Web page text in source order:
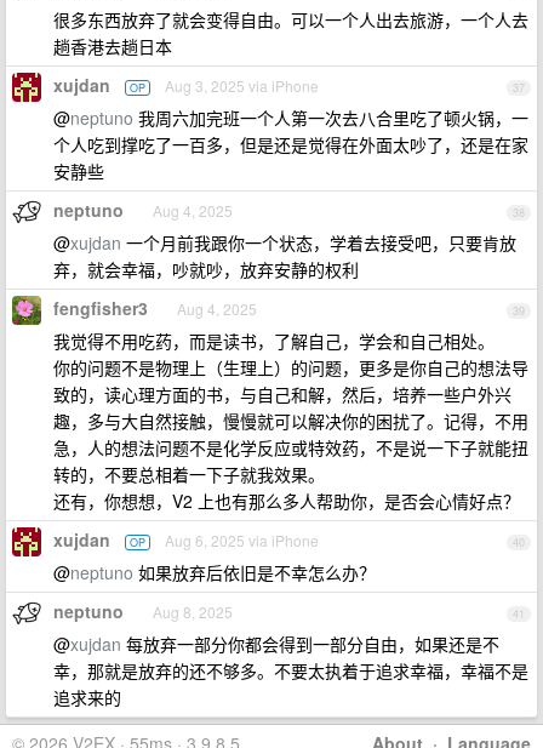
很多东西放弃了就会变得自由。可以一个人出去旅游，一个人去
趟香港去趟日本
37
xujdan OP Aug 3, 2025 via iPhone
@neptuno 我周六加完班一个人第一次去八合里吃了顿火锅，一
个人吃到撑吃了一百多，但是还是觉得在外面太吵了，还是在家
安静些
38
neptuno Aug 4, 2025
@xujdan 一个月前我跟你一个状态，学着去接受吧，只要肯放
弃，就会幸福，吵就吵，放弃安静的权利
39
fengfisher3 Aug 4, 2025
我觉得不用吃药，而是读书，了解自己，学会和自己相处。
你的问题不是物理上（生理上）的问题，更多是你自己的想法导
致的，读心理方面的书，与自己和解，然后，培养一些户外兴
趣，多与大自然接触，慢慢就可以解决你的困扰了。记得，不用
急，人的想法问题不是化学反应或特效药，不是说一下子就能扭
转的，不要总相着一下子就我效果。
还有，你想想，V2 上也有那么多人帮助你，是否会心情好点？
40
xujdan OP Aug 6, 2025 via iPhone
@neptuno 如果放弃后依旧是不幸怎么办？
41
neptuno Aug 8, 2025
@xujdan 每放弃一部分你都会得到一部分自由，如果还是不
幸，那就是放弃的还不够多。不要太执着于追求幸福，幸福不是
追求来的
About · Language
© 2026 V2EX · 55ms · 3.9.8.5